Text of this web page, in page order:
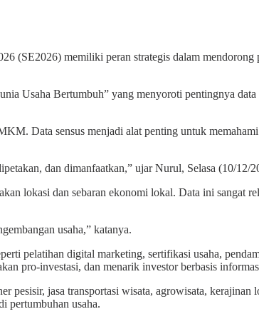
(SE2026) memiliki peran strategis dalam mendorong
Usaha Bertumbuh” yang menyoroti pentingnya data
Data sensus menjadi alat penting untuk
dan dimanfaatkan,” ujar Nurul, Selasa (10/12/
lokasi dan sebaran ekonomi lokal. Data ini sangat
usaha,” katanya.
pelatihan digital marketing, sertifikasi usaha,
pro-investasi, dan menarik investor berbasis
pesisir, jasa transportasi wisata, agrowisata, kerajinan
pertumbuhan usaha.